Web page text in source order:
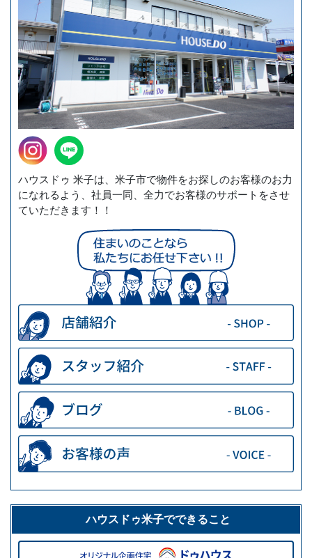
ハウスドゥ 米子は、米子市で物件をお探しのお客様のお力
になれるよう、社員一同、全力でお客様のサポートをさせ
ていただきます！！
ハウスドゥ米子でできること